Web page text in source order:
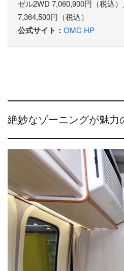
ゼル2WD 7,060,900円（税込
7,364,500円（税込）
公式サイト： OMC HP
絶妙なゾーニングが魅力